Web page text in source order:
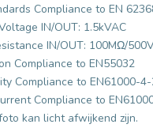
Compliance to EN
IN/OUT: 1.5kVAC
IN/OUT: 100MΩ/
Compliance to EN55032
Compliance to EN61000-
Compliance to
kan licht afwijkend zijn.